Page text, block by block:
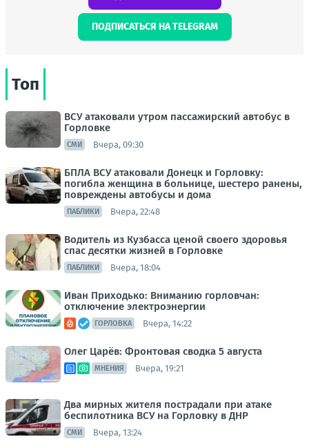
ПОДПИСАТЬСЯ НА TELEGRAM
Топ
ВСУ атаковали утром пассажирский автобус в
Горловке
СМИ Вчера, 09:30
БПЛА ВСУ атаковали Донецк и Горловку:
погибла женщина в больнице, шестеро ранены,
повреждены автобусы и дома
ПАБЛИКИ Вчера, 22:48
Водитель из Кузбасса ценой своего здоровья
спас десятки жизней в Горловке
ПАБЛИКИ Вчера, 18:04
Иван Приходько: Вниманию горловчан:
отключение электроэнергии
ГОРЛОВКА Вчера, 14:22
Олег Царёв: Фронтовая сводка 5 августа
МНЕНИЯ Вчера, 19:21
Два мирных жителя пострадали при атаке
беспилотника ВСУ на Горловку в ДНР
СМИ Вчера, 13:24